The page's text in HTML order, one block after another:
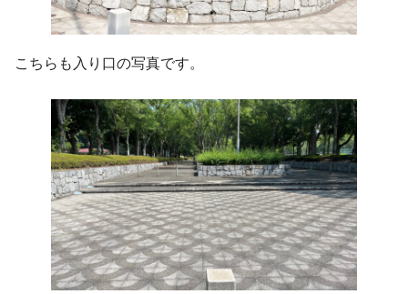
こちらも入り口の写真です。